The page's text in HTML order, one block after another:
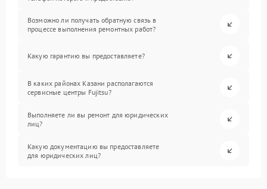
Возможно ли получать обратную связь в
процессе выполнения ремонтных работ?
Какую гарантию вы предоставляете?
В каких районах Казани располагаются
сервисные центры Fujitsu?
Выполняете ли вы ремонт для юридических
лиц?
Какую документацию вы предоставляете
для юридических лиц?